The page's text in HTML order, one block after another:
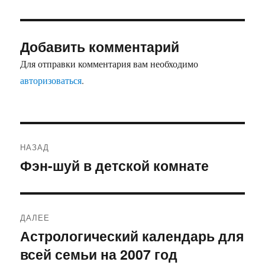
Добавить комментарий
Для отправки комментария вам необходимо
авторизоваться.
по
НАЗАД
Предыдущая
Фэн-шуй в детской комнате
ДАЛЕЕ
Следующая
запись:
Астрологический календарь для
всей семьи на 2007 год